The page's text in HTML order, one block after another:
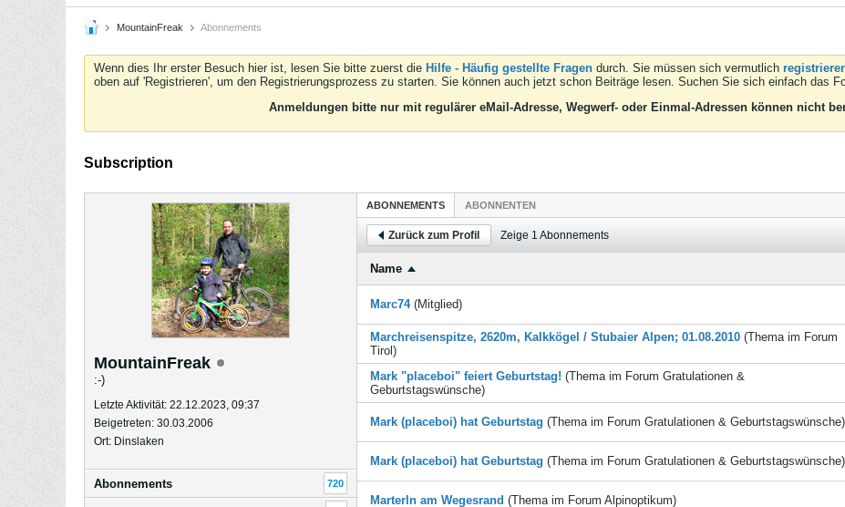
MountainFreak Abonnements
Wenn dies Ihr erster Besuch hier ist, lesen Sie bitte zuerst die Hilfe - Häufig gestellte Fragen durch. Sie müssen sich vermutlich
oben auf 'Registrieren', um den Registrierungsprozess zu starten. Sie können auch jetzt schon Beiträge lesen. Suchen Sie sich einfach das
Anmeldungen bitte nur mit regulärer eMail-Adresse, Wegwerf- oder Einmal-Adressen können nicht
Subscription
MountainFreak
:-)
Letzte Aktivität: 22.12.2023, 09:37
Beigetreten: 30.03.2006
Ort: Dinslaken
Abonnements 720
ABONNEMENTS ABONNENTEN
Zurück zum Profil Zeige 1 Abonnements
Name
Marc74 (Mitglied)
Marchreisenspitze, 2620m, Kalkkögel / Stubaier Alpen; 01.08.2010 (Thema im Forum
Tirol )
Mark "placeboi" feiert Geburtstag! (Thema im Forum Gratulationen &
Geburtstagswünsche)
Mark (placeboi) hat Geburtstag (Thema im Forum Gratulationen & Geburtstagswünsche)
Mark (placeboi) hat Geburtstag (Thema im Forum Gratulationen & Geburtstagswünsche)
Marterln am Wegesrand (Thema im Forum Alpinoptikum)